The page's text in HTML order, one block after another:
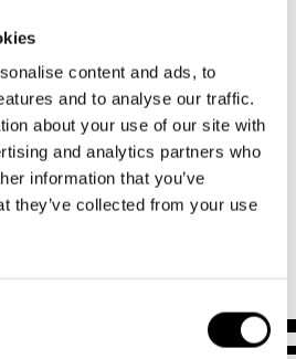
content and ads, to
and to analyse our traffic.
about your use of our site with
and analytics partners who
information that you’ve
they’ve collected from your use
huumorin aina kun siihen
ja liikettä.” ”Esitys saa
kyyneleitä.” ”Yhteiskuntakritiikki
aikaan.” ★★★★ Svenska Teatern
jäntevän yhteis­
Lue, mitä kriitikot sanovat.